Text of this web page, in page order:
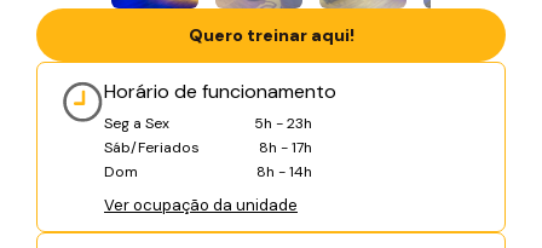
Horário de funcionamento
Seg a Sex
5h - 23h
Sáb/Feriados
8h - 17h
Dom
8h - 14h
Ver ocupação da unidade
Quero treinar aqui!